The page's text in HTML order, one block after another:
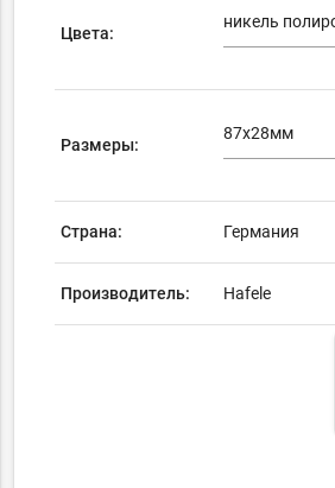
Цвета:
Размеры:
Страна: Германия
Производитель: Hafele